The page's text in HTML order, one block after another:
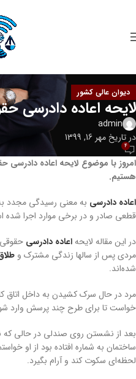
دیوان عالی کشور
لایحه اعاده دادرسی
admin
در تاریخ مهر 16, 1399
4
امروز با موضوع لایحه اعاده دادرسی
هستیم.
اعاده دادرسی به معنی رسیدگی مجدد
قطعی صادر و در برخی موارد اجرا شده
در این مقاله لایحهاعاده دادرسی
مردی پس از سالها زندگی مشترک و
شده‌اند.
مرد در حال سرک کشیدن به داخل اتاق
خواست تا برای طرح چند پرسش وارد
بعد از نشستن روی صندلی در حالی که
ساختمان به شماره افتاده بود از او
لحظه‌ای سکوت کند و آرام بگیرد.